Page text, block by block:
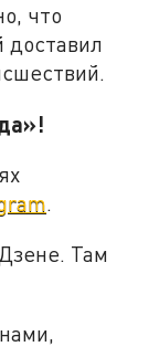
что
доставил
.
Там